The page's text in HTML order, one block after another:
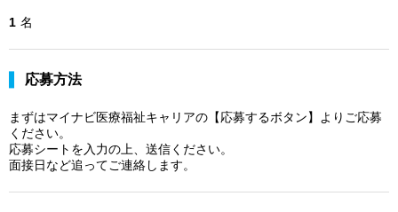
1 名
応募方法
まずはマイナビ医療福祉キャリアの【応募するボタン】よりご応募
ください。
応募シートを入力の上、送信ください。
面接日など追ってご連絡します。